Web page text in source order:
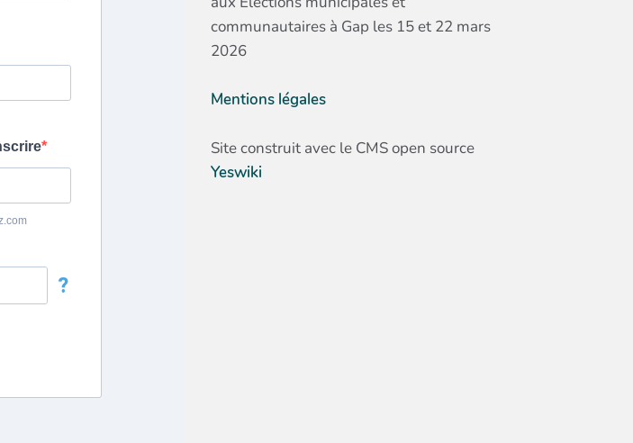
communautaires à Gap les 15 et 22 mars
2026
Mentions légales
Site construit avec le CMS open source
Yeswiki